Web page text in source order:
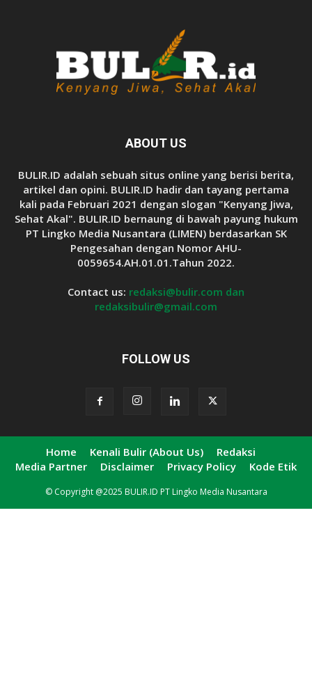
ABOUT US
BULIR.ID adalah sebuah situs online yang berisi berita,
artikel dan opini. BULIR.ID hadir dan tayang pertama
kali pada Februari 2021 dengan slogan "Kenyang Jiwa,
Sehat Akal". BULIR.ID bernaung di bawah payung hukum
PT Lingko Media Nusantara (LIMEN) berdasarkan SK
Pengesahan dengan Nomor AHU-
0059654.AH.01.01.Tahun 2022.
Contact us: redaksi@bulir.com dan
redaksibulir@gmail.com
FOLLOW US
Home Kenali Bulir (About Us)
Redaksi
Media Partner
Disclaimer Privacy Policy Kode Etik
© Copyright @2025 BULIR.ID PT Lingko Media Nusantara